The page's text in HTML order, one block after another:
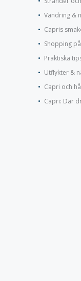
Vandring &
Capris
Shopping
Praktiska
Utflykter &
Capri och
Capri: Där